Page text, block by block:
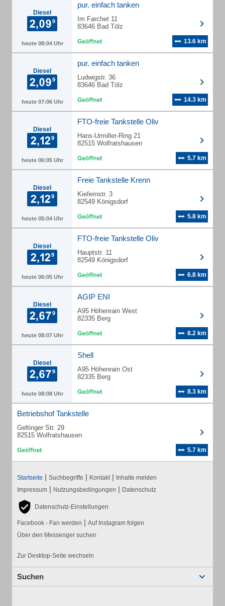
Diesel
heute 08:04 Uhr
pur. einfach tanken
Im Farchet 11
83646 Bad Tölz
13.6 km
Diesel
heute 07:06 Uhr
pur. einfach tanken
Ludwigstr. 36
83646 Bad Tölz
14.3 km
Diesel
heute 06:05 Uhr
FTO-freie Tankstelle Oliv
Hans-Urmiller-Ring 21
82515 Wolfratshausen
5.7 km
Diesel
heute 05:04 Uhr
Freie Tankstelle Krenn
Kiefernstr. 3
82549 Königsdorf
5.8 km
Diesel
heute 06:05 Uhr
FTO-freie Tankstelle Oliv
Hauptstr. 11
82549 Königsdorf
6.8 km
Diesel
heute 08:07 Uhr
AGIP ENI
A95 Höhenrain West
82335 Berg
8.2 km
Diesel
heute 08:08 Uhr
Shell
A95 Höhenrain Ost
82335 Berg
8.3 km
Betriebshof Tankstelle
Geltinger Str. 29
82515 Wolfratshausen
5.7 km
Startseite | Suchbegriffe | Kontakt | Inhalte melden
Impressum | Nutzungsbedingungen | Datenschutz
Datenschutz-Einstellungen
Facebook - Fan werden | Auf Instagram folgen
Über den Messenger suchen
Zur Desktop-Seite wechseln
Suchen